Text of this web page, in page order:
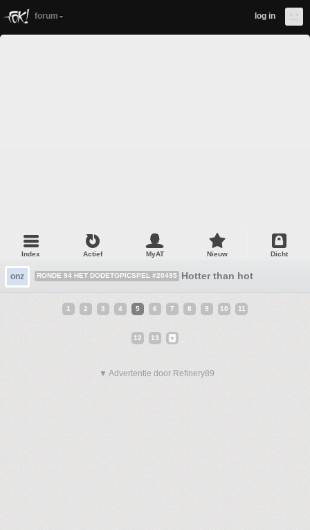
forum log in
Index Actief MyAT Nieuw Dicht
onz RONDE 94 HET DODETOPICSPEL #20495 Hotter than hot
1 2 3 4 5 6 7 8 9 10 11
12 13
▼ Advertentie door Refinery89